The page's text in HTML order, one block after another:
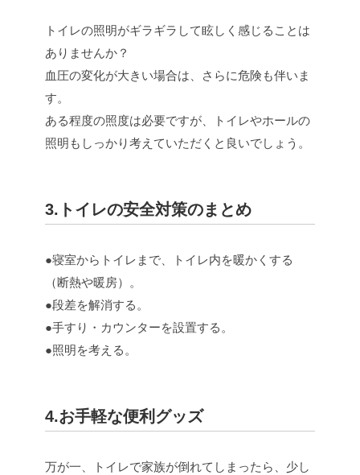
トイレの照明がギラギラして眩しく感じることは
ありませんか？
血圧の変化が大きい場合は、さらに危険も伴いま
す。
ある程度の照度は必要ですが、トイレやホールの
照明もしっかり考えていただくと良いでしょう。
3.トイレの安全対策のまとめ
●寝室からトイレまで、トイレ内を暖かくする
（断熱や暖房）。
●段差を解消する。
●手すり・カウンターを設置する。
●照明を考える。
4.お手軽な便利グッズ
万が一、トイレで家族が倒れてしまったら、少し